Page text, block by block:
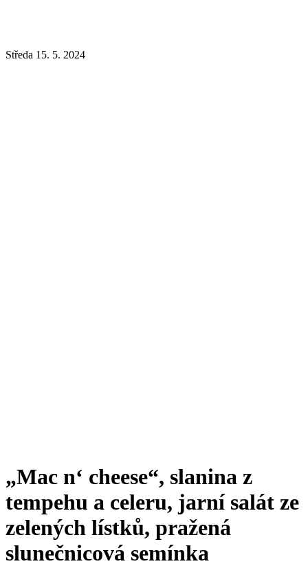
Středa 15. 5. 2024
„Mac n‘ cheese“, slanina z
tempehu a celeru, jarní salát ze
zelených lístků, pražená
slunečnicová semínka